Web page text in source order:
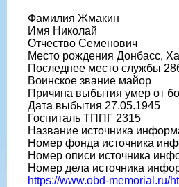
Фамилия Жмакин
Имя Николай
Отчество Семенович
Место рождения Донбасс,
Последнее место службы
Воинское звание майор
Причина выбытия умер от
Дата выбытия 27.05.1945
Госпиталь ТППГ 2315
Название источника
Номер фонда источника
Номер описи источника
Номер дела источника
https://www.obd-memorial.ru/